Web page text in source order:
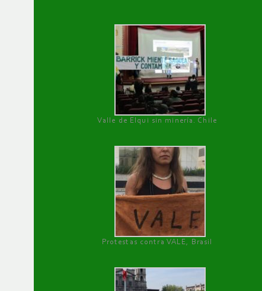
Valle de Elqui sin minería. Chile
Protestas contra VALE, Brasil